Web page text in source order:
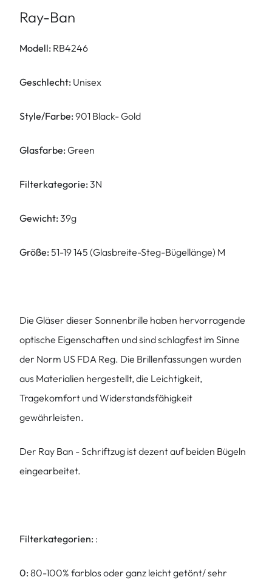
Ray-Ban
Modell: RB4246
Geschlecht: Unisex
Style/Farbe: 901 Black- Gold
Glasfarbe: Green
Filterkategorie: 3N
Gewicht: 39g
Größe: 51-19 145 (Glasbreite-Steg-Bügellänge) M
Die Gläser dieser Sonnenbrille haben hervorragende
optische Eigenschaften und sind schlagfest im Sinne
der Norm US FDA Reg. Die Brillenfassungen wurden
aus Materialien hergestellt, die Leichtigkeit,
Tragekomfort und Widerstandsfähigkeit
gewährleisten.
Der Ray Ban - Schriftzug ist dezent auf beiden Bügeln
eingearbeitet.
Filterkategorien: :
0: 80-100% farblos oder ganz leicht getönt/ sehr